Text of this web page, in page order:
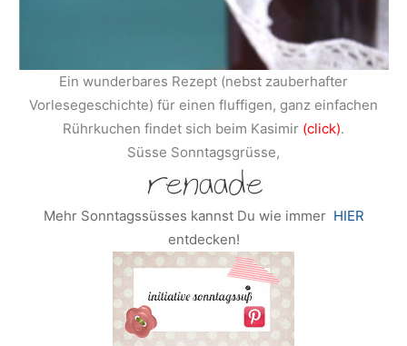
Ein wunderbares Rezept (nebst zauberhafter
Vorlesegeschichte) für einen fluffigen, ganz einfachen
Rührkuchen findet sich beim Kasimir (click).
Süsse Sonntagsgrüsse,
Mehr Sonntagssüsses kannst Du wie immer HIER
entdecken!